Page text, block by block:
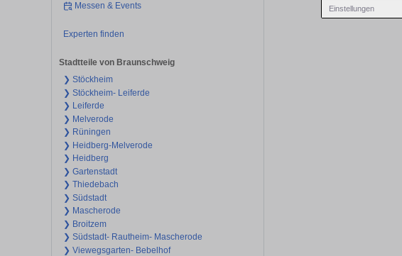
Einstellungen
Messen & Events
Experten finden
Stadtteile von Braunschweig
❯ Stöckheim
❯ Stöckheim- Leiferde
❯ Leiferde
❯ Melverode
❯ Rüningen
❯ Heidberg-Melverode
❯ Heidberg
❯ Gartenstadt
❯ Thiedebach
❯ Südstadt
❯ Mascherode
❯ Broitzem
❯ Südstadt- Rautheim- Mascherode
❯ Viewegsgarten- Bebelhof